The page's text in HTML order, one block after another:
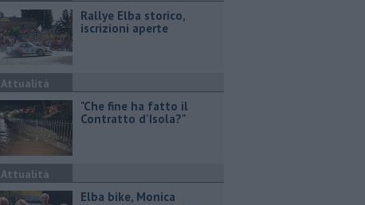
Rallye Elba storico,
iscrizioni aperte
Attualità
"Che fine ha fatto il
Contratto d'Isola?"
Attualità
Elba bike, Monica